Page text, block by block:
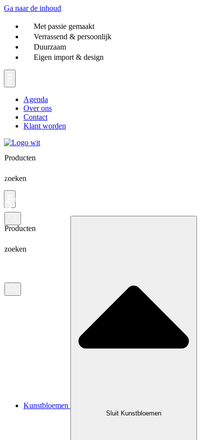
Ga naar de inhoud
Met passie gemaakt
Verrassend & persoonlijk
Duurzaam
Eigen import & design
Agenda
Over ons
Contact
Klant worden
Producten
zoeken
Producten
zoeken
Kunstbloemen
Sluit Kunstbloemen